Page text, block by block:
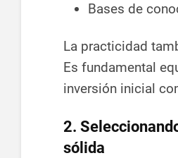
Bases de
La practicidad
Es fundamental
inversión inicial
2.
sólida